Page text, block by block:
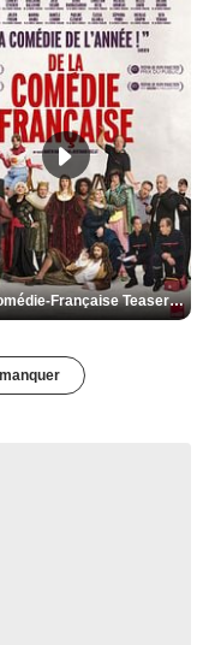
De la Comédie-Française Teaser VF